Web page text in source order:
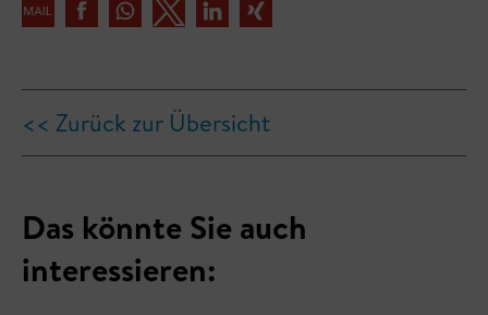
<< Zurück zur Übersicht
Das könnte Sie auch
interessieren: